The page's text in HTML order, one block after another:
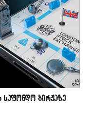
საფონდო ბირჟაზე